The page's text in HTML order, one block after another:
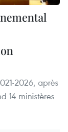
2026, après
14 ministères